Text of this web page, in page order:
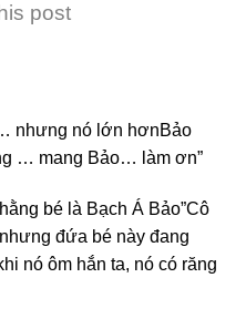
post
nhưng nó lớn hơnBảo
… mang Bảo… làm ơn”
bé là Bạch Á Bảo”Cô
đứa bé này đang
nó ôm hắn ta, nó có răng